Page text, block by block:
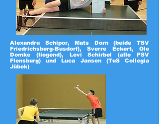
Alexandru Schipor, Mats Dorn (beide TSV
Friedrichsberg-Busdorf), Sverre Eckert, Ole
Domke (liegend), Levi Schirbel (alle PSV
Flensburg) und Luca Jansen (TuS Collegia
Jübek)